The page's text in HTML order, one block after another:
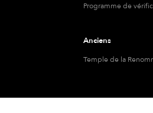
Programme de
Anciens
Temple de la